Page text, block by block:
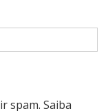
spam. Saiba